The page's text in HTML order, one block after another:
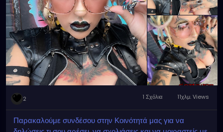
2 1 Σχόλια 11χλμ. Views
Παρακαλούμε συνδέσου στην Κοινότητά μας για να